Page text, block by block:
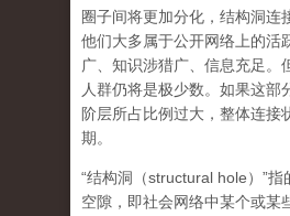
圈子间将更加分化，结构洞连
他们大多属于公开网络上的活
广、知识涉猎广、信息充足。
人群仍将是极少数。如果这部
阶层所占比例过大，整体连接
期。
“结构洞（structural hole）”指
空隙，即社会网络中某个或某